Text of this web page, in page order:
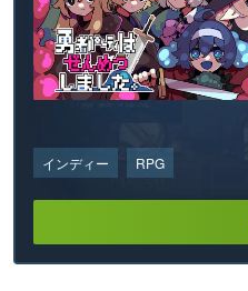
インディー RPG